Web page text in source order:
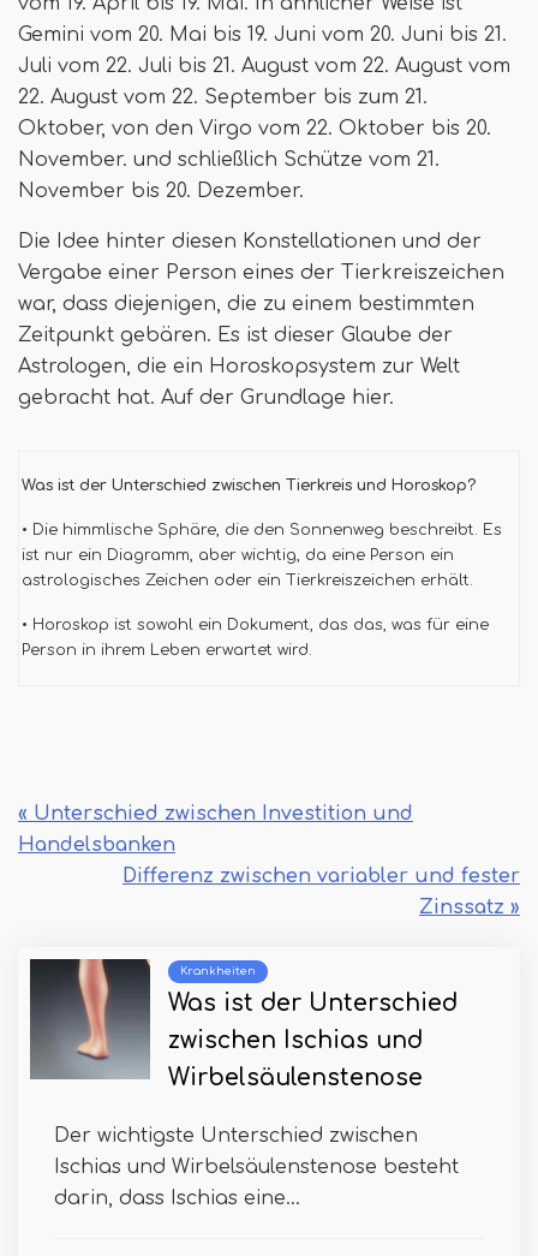
Gemini vom 20. Mai bis 19. Juni vom 20. Juni bis 21.
Juli vom 22. Juli bis 21. August vom 22. August vom
22. August vom 22. September bis zum 21.
Oktober, von den Virgo vom 22. Oktober bis 20.
November. und schließlich Schütze vom 21.
November bis 20. Dezember.
Die Idee hinter diesen Konstellationen und der
Vergabe einer Person eines der Tierkreiszeichen
war, dass diejenigen, die zu einem bestimmten
Zeitpunkt gebären. Es ist dieser Glaube der
Astrologen, die ein Horoskopsystem zur Welt
gebracht hat. Auf der Grundlage hier.
Was ist der Unterschied zwischen Tierkreis und Horoskop?
• Die himmlische Sphäre, die den Sonnenweg beschreibt. Es
ist nur ein Diagramm, aber wichtig, da eine Person ein
astrologisches Zeichen oder ein Tierkreiszeichen erhält.
• Horoskop ist sowohl ein Dokument, das das, was für eine
Person in ihrem Leben erwartet wird.
« Unterschied zwischen Investition und
Handelsbanken
Differenz zwischen variabler und fester
Zinssatz »
Krankheiten
Was ist der Unterschied
zwischen Ischias und
Wirbelsäulenstenose
Der wichtigste Unterschied zwischen
Ischias und Wirbelsäulenstenose besteht
darin, dass Ischias eine...